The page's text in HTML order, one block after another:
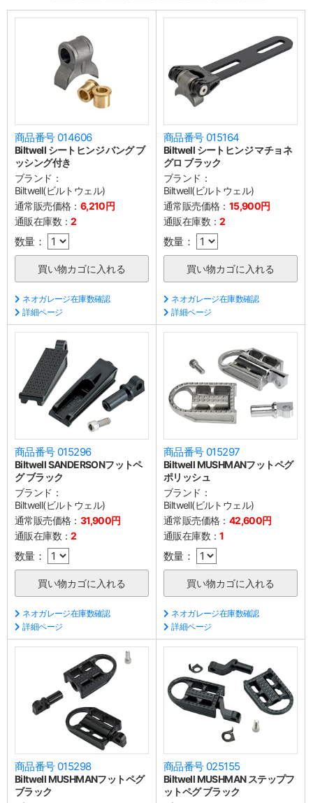
商品番号 014606
Biltwell シートヒンジ バング ブ
ッシング付き
ブランド：
Biltwell(ビルトウェル)
通常販売価格： 6,210円
通販在庫数：2
数量：
ネオガレージ在庫数確認
詳細ページ
商品番号 015164
Biltwell シートヒンジ マチョネ
グロ ブラック
ブランド：
Biltwell(ビルトウェル)
通常販売価格： 15,900円
通販在庫数：2
数量：
ネオガレージ在庫数確認
詳細ページ
商品番号 015296
Biltwell SANDERSONフットペ
グ ブラック
ブランド：
Biltwell(ビルトウェル)
通常販売価格： 31,900円
通販在庫数：2
数量：
ネオガレージ在庫数確認
詳細ページ
商品番号 015297
Biltwell MUSHMANフットペグ
ポリッシュ
ブランド：
Biltwell(ビルトウェル)
通常販売価格： 42,600円
通販在庫数：1
数量：
ネオガレージ在庫数確認
詳細ページ
商品番号 015298
Biltwell MUSHMANフットペグ
ブラック
商品番号 025155
Biltwell MUSHMAN ステップフ
ットペグ ブラック